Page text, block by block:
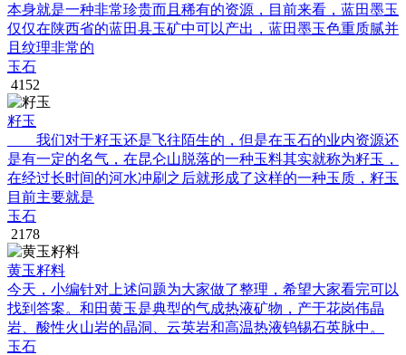
本身就是一种非常珍贵而且稀有的资源，目前来看，蓝田墨玉
仅仅在陕西省的蓝田县玉矿中可以产出，蓝田墨玉色重质腻并
且纹理非常的
玉石
4152
籽玉
我们对于籽玉还是飞往陌生的，但是在玉石的业内资源还
是有一定的名气，在昆仑山脱落的一种玉料其实就称为籽玉，
在经过长时间的河水冲刷之后就形成了这样的一种玉质，籽玉
目前主要就是
玉石
2178
黄玉籽料
今天，小编针对上述问题为大家做了整理，希望大家看完可以
找到答案。和田黄玉是典型的气成热液矿物，产于花岗伟晶
岩、酸性火山岩的晶洞、云英岩和高温热液钨锡石英脉中。
玉石